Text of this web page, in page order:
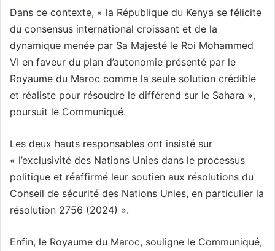
Dans ce contexte, « la République du Kenya se félicite
du consensus international croissant et de la
dynamique menée par Sa Majesté le Roi Mohammed
VI en faveur du plan d’autonomie présenté par le
Royaume du Maroc comme la seule solution crédible
et réaliste pour résoudre le différend sur le Sahara »,
poursuit le Communiqué.
Les deux hauts responsables ont insisté sur
« l’exclusivité des Nations Unies dans le processus
politique et réaffirmé leur soutien aux résolutions du
Conseil de sécurité des Nations Unies, en particulier la
résolution 2756 (2024) ».
Enfin, le Royaume du Maroc, souligne le Communiqué,